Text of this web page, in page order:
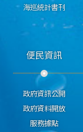
海巡統計書刊
便民資訊
政府資訊公開
政府資料開放
服務據點